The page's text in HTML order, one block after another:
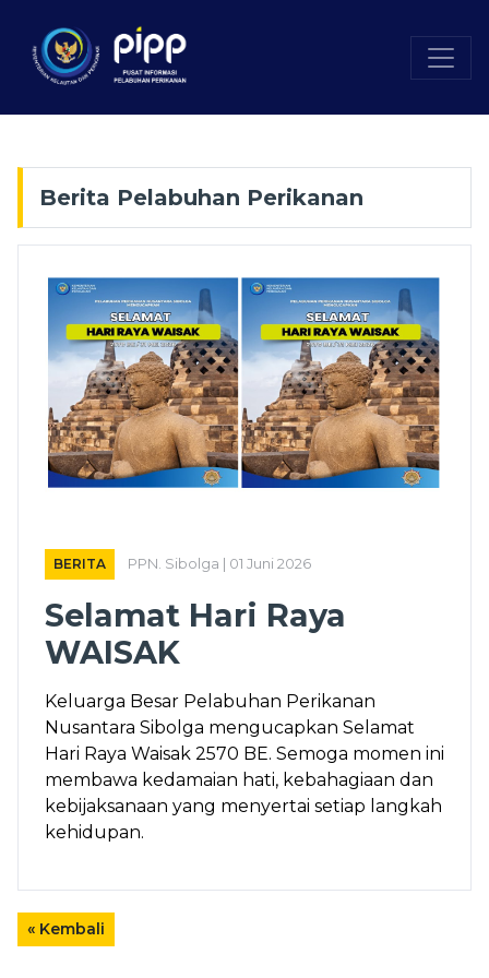
Berita Pelabuhan Perikanan
BERITA PPN. Sibolga | 01 Juni 2026
Selamat Hari Raya
WAISAK
Keluarga Besar Pelabuhan Perikanan
Nusantara Sibolga mengucapkan Selamat
Hari Raya Waisak 2570 BE. Semoga momen ini
membawa kedamaian hati, kebahagiaan dan
kebijaksanaan yang menyertai setiap langkah
kehidupan.
« Kembali